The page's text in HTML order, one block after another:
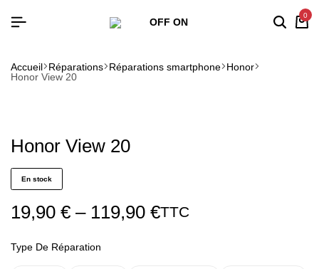
0
Accueil Réparations Réparations smartphone Honor
Honor View 20
Honor View 20
En stock
19,90 € – 119,90 €TTC
Type De Réparation